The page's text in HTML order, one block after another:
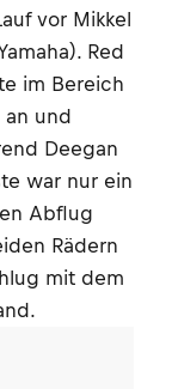
vor Mikkel
Red
im Bereich
an und
Deegan
war nur ein
Abflug
Rädern
mit dem